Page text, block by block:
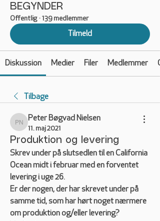
BEGYNDER
Offentlig · 139 medlemmer
Tilmeld
Diskussion Medier Filer Medlemmer
Tilbage
Peter Bøgvad Nielsen
Peter Bøgvad Nielsen
11. maj 2021
Produktion og levering
Skrev under på slutsedlen til en California
Ocean midt i februar med en forventet
levering i uge 26.
Er der nogen, der har skrevet under på
samme tid, som har hørt noget nærmere
om produktion og/eller levering?